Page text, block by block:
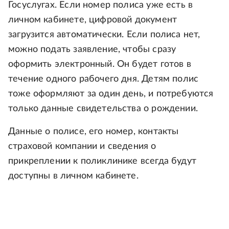
Госуслугах. Если номер полиса уже есть в
личном кабинете, цифровой документ
загрузится автоматически. Если полиса нет,
можно подать заявление, чтобы сразу
оформить электронный. Он будет готов в
течение одного рабочего дня. Детям полис
тоже оформляют за один день, и потребуются
только данные свидетельства о рождении.
Данные о полисе, его номер, контакты
страховой компании и сведения о
прикреплении к поликлинике всегда будут
доступны в личном кабинете.